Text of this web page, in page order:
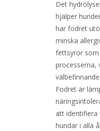
Det
hjälper
har fodret
minska
fettsyror
processerna,
Fodret är
att identifiera
hundar i alla